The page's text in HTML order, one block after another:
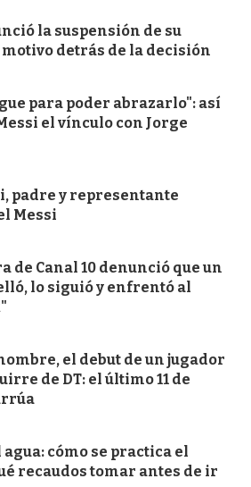
la suspensión de su
detrás de la decisión
para poder abrazarlo": así
el vínculo con Jorge
padre y representante
Messi
de Canal 10 denunció que un
lo siguió y enfrentó al
el debut de un jugador
de DT: el último 11 de
cómo se practica el
recaudos tomar antes de ir